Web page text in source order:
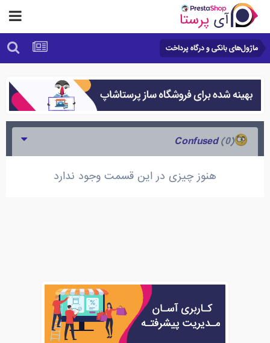
ماژول‌های بانکی و درگاه پرداخت
Confused
(0)
هنوز چیزی در این قسمت وجود ندارد